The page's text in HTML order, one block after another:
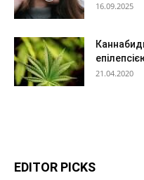
16.09.2025
21.04.2020
EDITOR PICKS